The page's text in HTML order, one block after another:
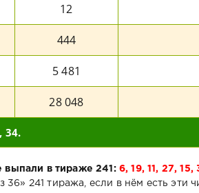
34.
12
444
5 481
28 048
выпали в тираже 241: 6, 19, 11, 27, 15,
241 тиража, если в нём есть эти